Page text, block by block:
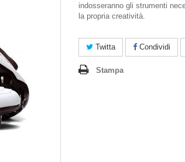
indosseranno gli strumenti
la propria creatività.
Twitta Condividi
Stampa